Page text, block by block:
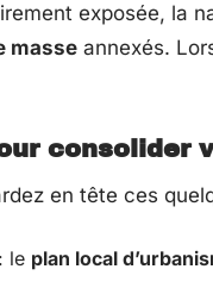
exposée, la
masse annexés.
consolider
en tête ces
le plan local